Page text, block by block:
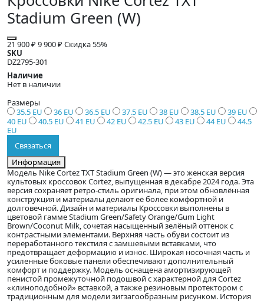
Stadium Green (W)
21 900 ₽ 9 900 ₽ Скидка 55%
SKU
DZ2795-301
Наличие
Нет в наличии
Размеры
35.5 EU
36 EU 36.5 EU 37.5 EU 38 EU 38.5 EU
39 EU
40 EU
40.5 EU 41 EU 42 EU 42.5 EU 43 EU 44 EU
44.5
EU
Связаться
Информация
Модель Nike Cortez TXT Stadium Green (W) — это женская версия
культовых кроссовок Cortez, выпущенная в декабре 2024 года. Эта
версия сохраняет ретро-стиль оригинала, при этом обновлённая
конструкция и материалы делают её более комфортной и
долговечной. Дизайн и материалы Кроссовки выполнены в
цветовой гамме Stadium Green/Safety Orange/Gum Light
Brown/Coconut Milk, сочетая насыщенный зелёный оттенок с
контрастными элементами. Верхняя часть обуви состоит из
переработанного текстиля с замшевыми вставками, что
предотвращает деформацию и износ. Широкая носочная часть и
усиленные боковые панели обеспечивают дополнительный
комфорт и поддержку. Модель оснащена амортизирующей
пенистой промежуточной подошвой с характерной для Cortez
«клиноподобной» вставкой, а также резиновым протектором с
традиционным для модели зигзагообразным рисунком. История